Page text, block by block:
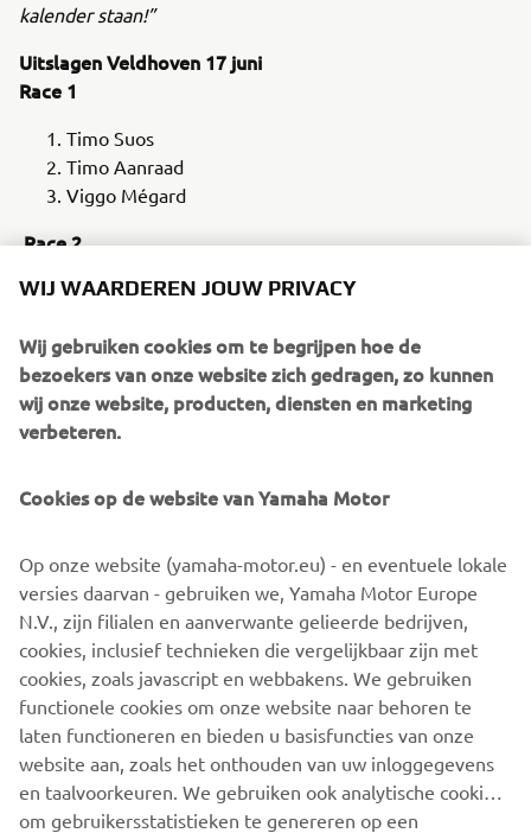
kalender staan!”
Uitslagen Veldhoven 17 juni
Race 1
Timo Suos
Timo Aanraad
Viggo Mégard
Race 2
1Viggo Mégard
Timo Aanraad
Dagklassement
Timo Suos
Timo Aanraad
Viggo Mégard 112 pnt
Timo Suos 111 pnt
Timo Aanraad 94 pnt
De volgende wedstrijd wordt verreden op Circuit Park
Berghem op 2 september.
WIJ WAARDEREN JOUW PRIVACY
Wij gebruiken cookies om te begrijpen hoe de
bezoekers van onze website zich gedragen, zo kunnen
wij onze website, producten, diensten en marketing
verbeteren.
Cookies op de website van Yamaha Motor
Op onze website (yamaha-motor.eu) - en eventuele lokale
versies daarvan - gebruiken we, Yamaha Motor Europe
N.V., zijn filialen en aanverwante gelieerde bedrijven,
cookies, inclusief technieken die vergelijkbaar zijn met
cookies, zoals javascript en webbakens. We gebruiken
functionele cookies om onze website naar behoren te
laten functioneren en bieden u basisfuncties van onze
website aan, zoals het onthouden van uw inloggegevens
en taalvoorkeuren. We gebruiken ook analytische cookies
om gebruikersstatistieken te genereren op een